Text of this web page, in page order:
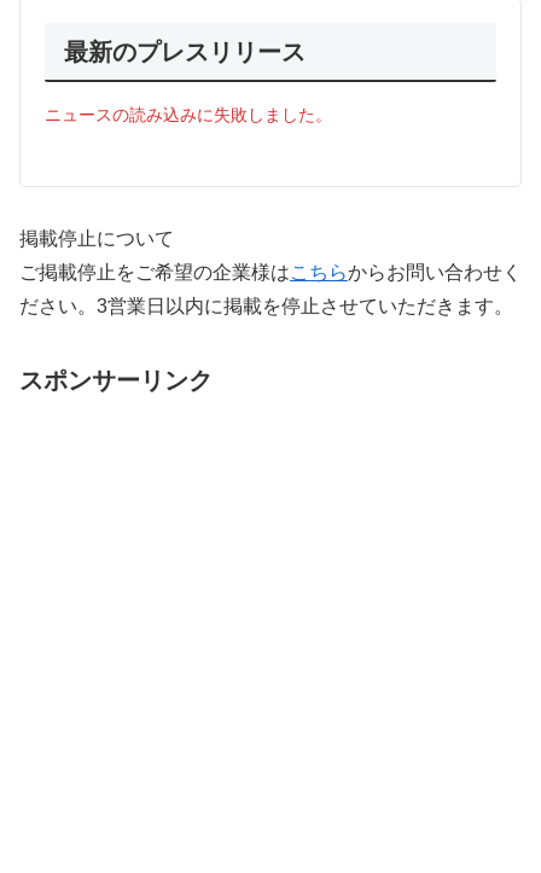
最新のプレスリリース
ニュースの読み込みに失敗しました。
掲載停止について
ご掲載停止をご希望の企業様はこちらからお問い合わせく
ださい。3営業日以内に掲載を停止させていただきます。
スポンサーリンク